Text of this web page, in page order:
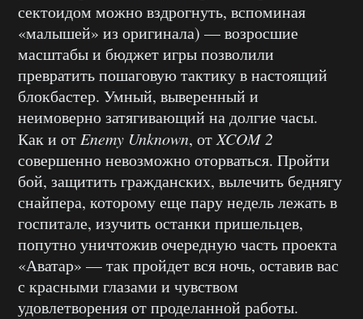
сектоидом можно вздрогнуть, вспоминая
«малышей» из оригинала) — возросшие
масштабы и бюджет игры позволили
превратить пошаговую тактику в настоящий
блокбастер. Умный, выверенный и
неимоверно затягивающий на долгие часы.
Как и от Enemy Unknown, отXCOM 2
совершенно невозможно оторваться. Пройти
бой, защитить гражданских, вылечить беднягу
снайпера, которому еще пару недель лежать в
госпитале, изучить останки пришельцев,
попутно уничтожив очередную часть проекта
«Аватар» — так пройдет вся ночь, оставив вас
с красными глазами и чувством
удовлетворения от проделанной работы.